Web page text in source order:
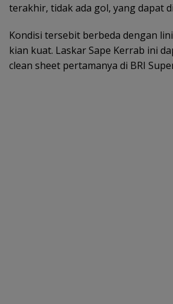
terakhir, tidak ada gol, yang dapat
Kondisi tersebit berbeda dengan
kian kuat. Laskar Sape Kerrab ini
clean sheet pertamanya di BRI